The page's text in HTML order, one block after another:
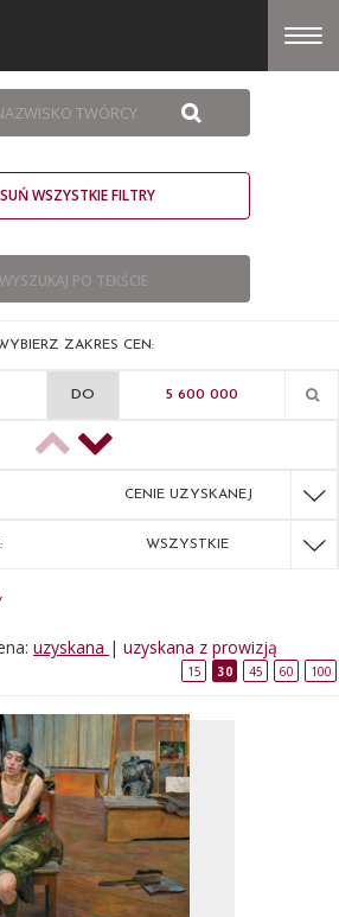
WSZYSTKIE FILTRY
ZAKRES CEN:
DO
CENIE UZYSKANEJ
WSZYSTKIE
uzyskana | uzyskana z prowizją
15 30 45 60 100